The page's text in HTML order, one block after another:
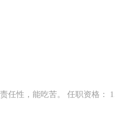
性，能吃苦。 任职资格：